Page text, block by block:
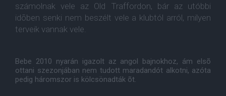
számolnak vele az Old Traffordon, bár az utóbbi
idõben senki nem beszélt vele a klubtól arról, milyen
terveik vannak vele.
Bebe 2010 nyarán igazolt az angol bajnokhoz, ám elsõ
ottani szezonjában nem tudott maradandót alkotni, azóta
pedig háromszor is kölcsönadták õt.